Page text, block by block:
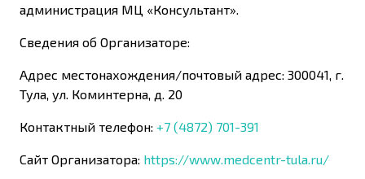
администрация МЦ «Консультант».
Сведения об Организаторе:
Адрес местонахождения/почтовый адрес: 300041, г.
Тула, ул. Коминтерна, д. 20
Контактный телефон: +7 (4872) 701-391
Сайт Организатора: https://www.medcentr-tula.ru/